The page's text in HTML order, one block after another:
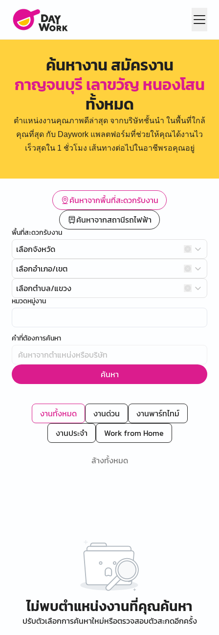
ค้นหางาน สมัครงาน
กาญจนบุรี เลาขวัญ หนองโสน
ทั้งหมด
ตำแหน่งงานคุณภาพดีล่าสุด จากบริษัทชั้นนำ ในพื้นที่ใกล้
คุณที่สุด กับ Daywork แพลตฟอร์มที่ช่วยให้คุณได้งานไว
เร็วสุดใน 1 ชั่วโมง เส้นทางต่อไปในอาชีพรอคุณอยู่
ค้นหาจากพื้นที่สะดวกรับงาน
ค้นหาจากสถานีรถไฟฟ้า
พื้นที่สะดวกรับงาน
เลือกจังหวัด
เลือกอำเภอ/เขต
เลือกตำบล/แขวง
หมวดหมู่งาน
คำที่ต้องการค้นหา
ค้นหา
งานทั้งหมด งานด่วน
งานพาร์ทไทม์
งานประจำ
Work from Home
ล้างทั้งหมด
ไม่พบตำแหน่งงานที่คุณค้นหา
ปรับตัวเลือกการค้นหาใหม่หรือตรวจสอบตัวสะกดอีกครั้ง